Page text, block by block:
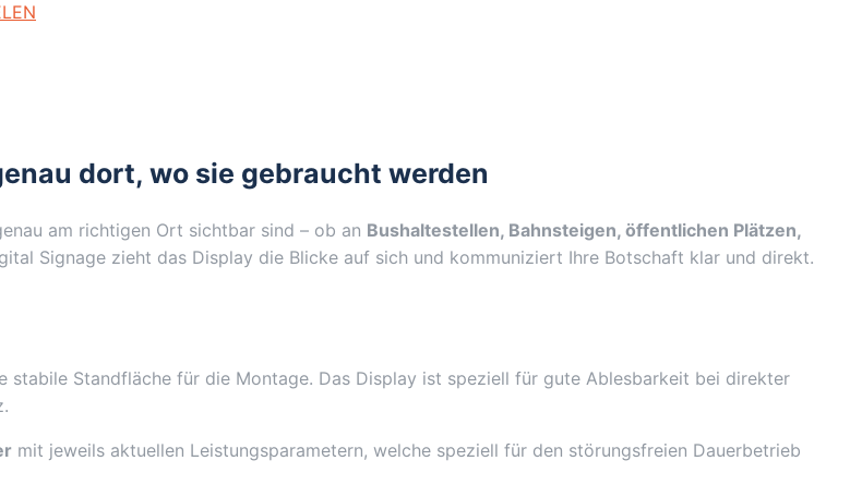
dort, wo sie gebraucht werden
am richtigen Ort sichtbar sind – ob an Bushaltestellen, Bahnsteigen, öffentlichen Plätzen,
Signage zieht das Display die Blicke auf sich und kommuniziert Ihre Botschaft klar und direkt.
stabile Standfläche für die Montage. Das Display ist speziell für gute Ablesbarkeit bei direkter
mit jeweils aktuellen Leistungsparametern, welche speziell für den störungsfreien Dauerbetrieb